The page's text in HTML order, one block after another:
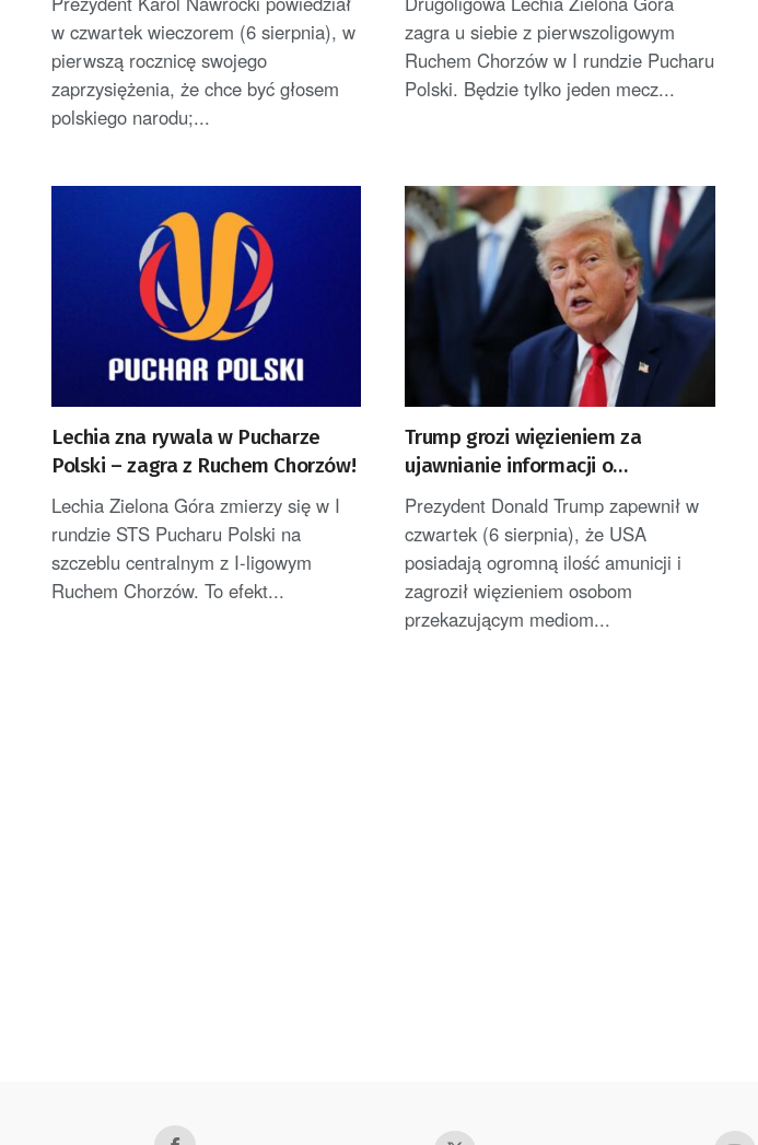
w czwartek wieczorem (6 sierpnia), w
pierwszą rocznicę swojego
zaprzysiężenia, że chce być głosem
polskiego narodu;...
zagra u siebie z pierwszoligowym
Ruchem Chorzów w I rundzie Pucharu
Polski. Będzie tylko jeden mecz...
Lechia zna rywala w Pucharze
Polski – zagra z Ruchem Chorzów!
Lechia Zielona Góra zmierzy się w I
rundzie STS Pucharu Polski na
szczeblu centralnym z I-ligowym
Ruchem Chorzów. To efekt...
Trump grozi więzieniem za
ujawnianie informacji o
uszczuplonych zapasach amunicji
Prezydent Donald Trump zapewnił w
czwartek (6 sierpnia), że USA
posiadają ogromną ilość amunicji i
zagroził więzieniem osobom
przekazującym mediom...